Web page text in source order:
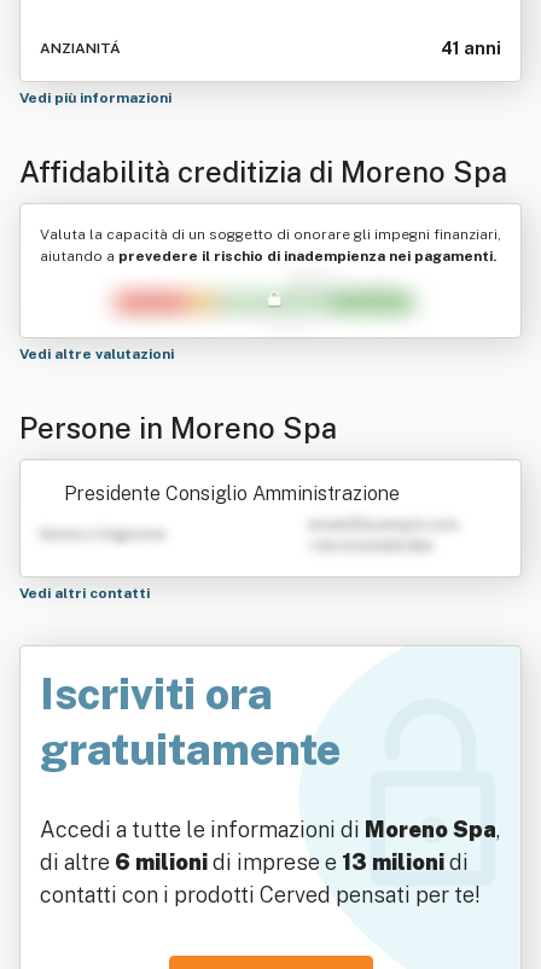
ANZIANITÁ 41 anni
Vedi più informazioni
Affidabilità creditizia di Moreno Spa
Valuta la capacità di un soggetto di onorare gli impegni finanziari,
aiutando a prevedere il rischio di inadempienza nei pagamenti.
Vedi altre valutazioni
Persone in Moreno Spa
Presidente Consiglio Amministrazione
Nome e Cognome
Vedi altri contatti
Iscriviti ora
gratuitamente
Accedi a tutte le informazioni di Moreno Spa,
di altre 6 milionidi imprese e 13 milionidi
contatti con i prodotti Cerved pensati per te!